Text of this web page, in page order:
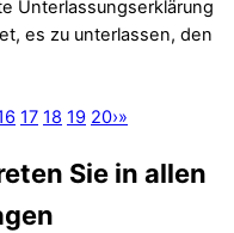
Unterlassungserklärung
es zu unterlassen, den
17 18 19 20›»
Sie in allen